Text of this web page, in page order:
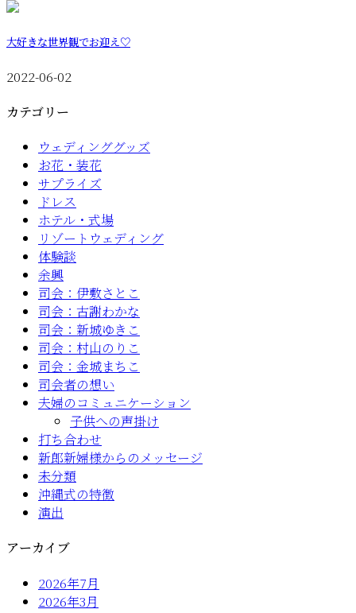
大好きな世界観でお迎え♡
2022-06-02
カテゴリー
ウェディンググッズ
お花・装花
サプライズ
ドレス
ホテル・式場
リゾートウェディング
体験談
余興
司会：伊敷さとこ
司会：古謝わかな
司会：新城ゆきこ
司会：村山のりこ
司会：金城まちこ
司会者の想い
夫婦のコミュニケーション
子供への声掛け
打ち合わせ
新郎新婦様からのメッセージ
未分類
沖縄式の特徴
演出
アーカイブ
2026年7月
2026年3月